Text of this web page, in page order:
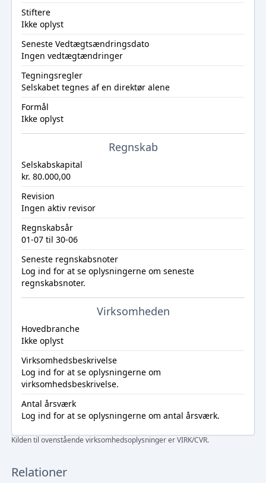
Stiftere
Ikke oplyst
Seneste Vedtægtsændringsdato
Ingen vedtægtændringer
Tegningsregler
Selskabet tegnes af en direktør alene
Formål
Ikke oplyst
Regnskab
Selskabskapital
kr. 80.000,00
Revision
Ingen aktiv revisor
Regnskabsår
01-07 til 30-06
Seneste regnskabsnoter
Log ind for at se oplysningerne om seneste
regnskabsnoter.
Virksomheden
Hovedbranche
Ikke oplyst
Virksomhedsbeskrivelse
Log ind for at se oplysningerne om
virksomhedsbeskrivelse.
Antal årsværk
Log ind for at se oplysningerne om antal årsværk.
Kilden til ovenstående virksomhedsoplysninger er VIRK/CVR.
Relationer